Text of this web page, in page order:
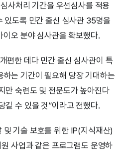
사처리 기간을 우선심사를 적용
있도록 민간 출신 심사관 35명을
오 분야 심사관을 확보했다.
편한 데다 민간 출신 심사관이 특
는 기간이 필요해 당장 기대하는
만 숙련도 및 전문도가 높아진다
길 수 있을 것”이라고 전했다.
및 기술 보호를 위한 IP(지식재산)
원 사업과 같은 프로그램도 운영하